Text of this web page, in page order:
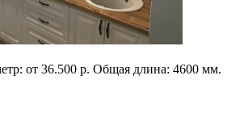
от 36.500 р. Общая длина: 4600 мм.